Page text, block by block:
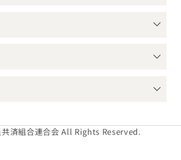
済組合連合会 All Rights Reserved.